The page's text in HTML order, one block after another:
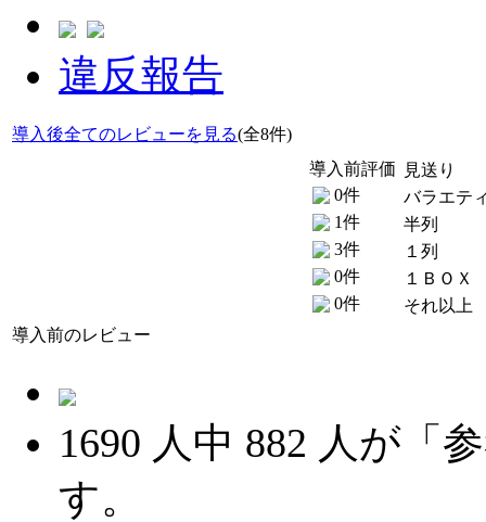
違反報告
導入後全てのレビューを見る(全8件)
導入前評価
0件
1件
3件
0件
0件
見送り
バラエテ
半列
１列
１ＢＯＸ
それ以上
導入前のレビュー
1690 人中 882 人が「
す。